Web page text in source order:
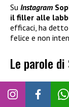
Su Instagram
il filler alle
efficaci, ha detto
felice e non
Le parole
naturale. L’ex